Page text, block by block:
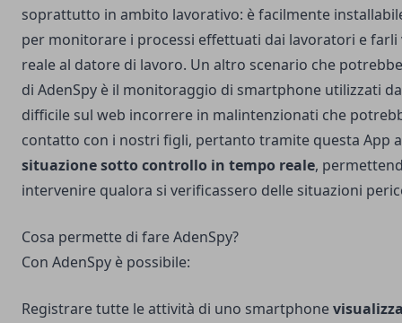
soprattutto in ambito lavorativo: è facilmente
per monitorare i processi effettuati dai lavoratori e farli
reale al datore di lavoro. Un altro scenario che
di AdenSpy è il monitoraggio di smartphone utilizzati
difficile sul web incorrere in malintenzionati che
contatto con i nostri figli, pertanto tramite questa App
situazione sotto controllo in tempo reale,
intervenire qualora si verificassero delle situazioni
Cosa permette di fare AdenSpy?
Con AdenSpy è possibile:
Registrare tutte le attività di uno smartphone